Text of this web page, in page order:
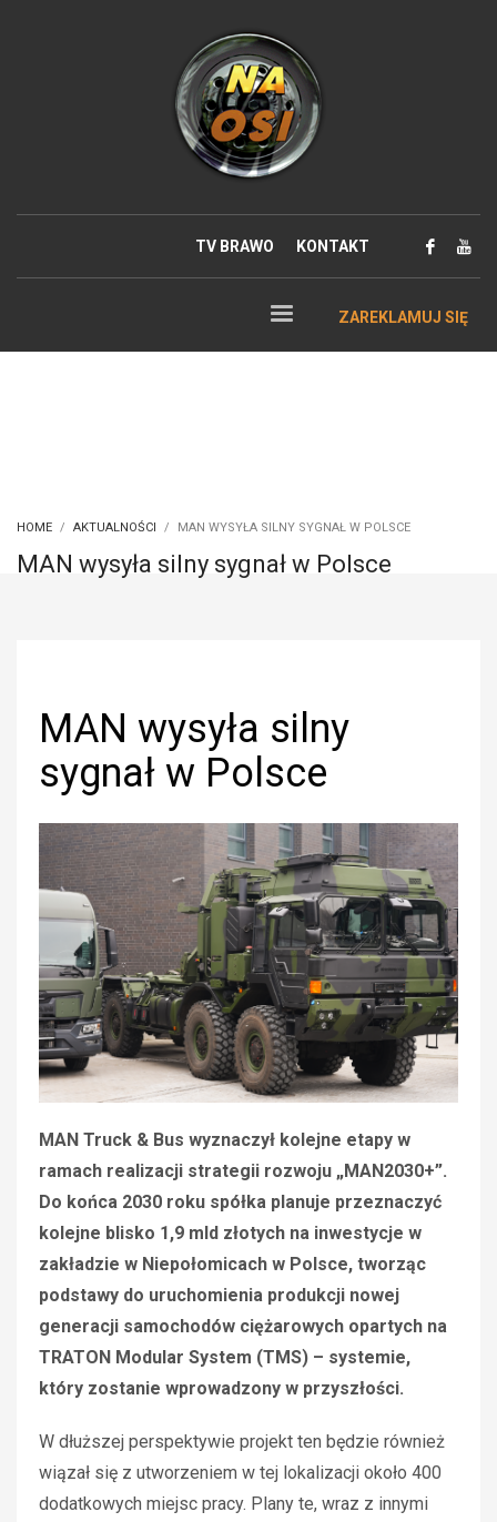
TV BRAWO KONTAKT
ZAREKLAMUJ SIĘ
HOME AKTUALNOŚCI MAN WYSYŁA SILNY SYGNAŁ W POLSCE
MAN wysyła silny sygnał w Polsce
MAN wysyła silny
sygnał w Polsce
MAN Truck & Bus wyznaczył kolejne etapy w
ramach realizacji strategii rozwoju „MAN2030+”.
Do końca 2030 roku spółka planuje przeznaczyć
kolejne blisko 1,9 mld złotych na inwestycje w
zakładzie w Niepołomicach w Polsce, tworząc
podstawy do uruchomienia produkcji nowej
generacji samochodów ciężarowych opartych na
TRATON Modular System (TMS) – systemie,
który zostanie wprowadzony w przyszłości.
W dłuższej perspektywie projekt ten będzie również
wiązał się z utworzeniem w tej lokalizacji około 400
dodatkowych miejsc pracy. Plany te, wraz z innymi